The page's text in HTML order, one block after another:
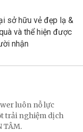
sở hữu vẻ đẹp lạ &
và thể hiện được
nhận
luôn nỗ lực
trải nghiệm dịch
TÂM.